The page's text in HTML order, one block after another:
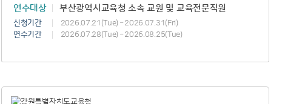
연수대상 부산광역시교육청 소속 교원 및 교육전문직원
신청기간
2026.07.21(Tue) – 2026.07.31(Fri)
연수기간
2026.07.28(Tue) – 2026.08.25(Tue)